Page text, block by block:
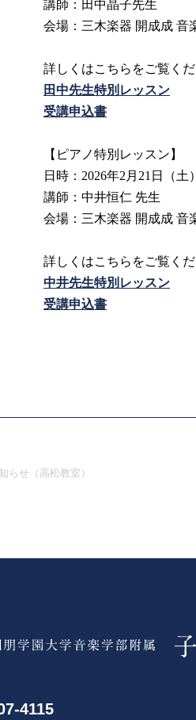
講師：田中晶子先生
会場：三木楽器 開成成 音
詳しくはこちらをご覧くだ
田中先生特別レッスン
受講申込書
【ピアノ特別レッスン】
日時：2026年2月21日（土
講師：中井恒仁 先生
会場：三木楽器 開成成 音
詳しくはこちらをご覧くだ
中井先生特別レッスン
受講申込書
らせ（高松教室）
4115